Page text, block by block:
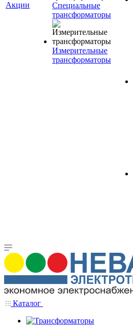
Акции
Специальные
трансформаторы
Измерительные
трансформаторы
Каталог